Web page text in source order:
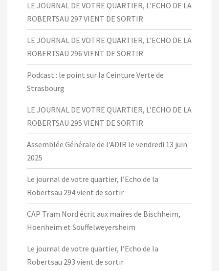
LE JOURNAL DE VOTRE QUARTIER, L’ECHO DE LA
ROBERTSAU 297 VIENT DE SORTIR
LE JOURNAL DE VOTRE QUARTIER, L’ECHO DE LA
ROBERTSAU 296 VIENT DE SORTIR
Podcast : le point sur la Ceinture Verte de
Strasbourg
LE JOURNAL DE VOTRE QUARTIER, L’ECHO DE LA
ROBERTSAU 295 VIENT DE SORTIR
Assemblée Générale de l’ADIR le vendredi 13 juin
2025
Le journal de votre quartier, l’Echo de la
Robertsau 294 vient de sortir
CAP Tram Nord écrit aux maires de Bischheim,
Hoenheim et Souffelweyersheim
Le journal de votre quartier, l’Echo de la
Robertsau 293 vient de sortir